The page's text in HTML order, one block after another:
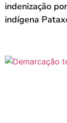
indenização
indígena